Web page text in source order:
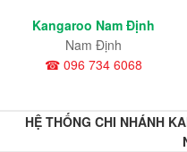
Kangaroo Nam Định
Nam Định
☎ 096 734 6068
HỆ THỐNG CHI NHÁNH